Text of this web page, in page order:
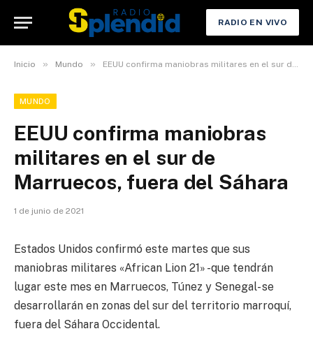
RADIO EN VIVO
Inicio » Mundo » EEUU confirma maniobras militares en el sur de Marruecos, fuera del Sáhara
MUNDO
EEUU confirma maniobras
militares en el sur de
Marruecos, fuera del Sáhara
1 de junio de 2021
Estados Unidos confirmó este martes que sus
maniobras militares «African Lion 21» -que tendrán
lugar este mes en Marruecos, Túnez y Senegal- se
desarrollarán en zonas del sur del territorio marroquí,
fuera del Sáhara Occidental.